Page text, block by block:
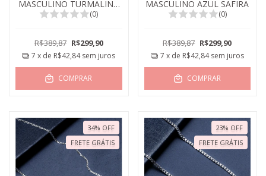
MASCULINO TURMALINA
PARAIBA (0)
R$389,87 R$299,90
7 x de R$42,84 sem juros
COMPRAR
MASCULINO AZUL SAFIRA
(0)
R$389,87 R$299,90
7 x de R$42,84 sem juros
COMPRAR
34% OFF
FRETE GRÁTIS
23% OFF
FRETE GRÁTIS